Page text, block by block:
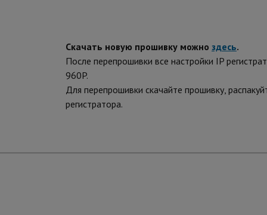
Скачать новую прошивку можно здесь.
После перепрошивки все настройки IP
960P.
Для перепрошивки скачайте прошивку,
регистратора.